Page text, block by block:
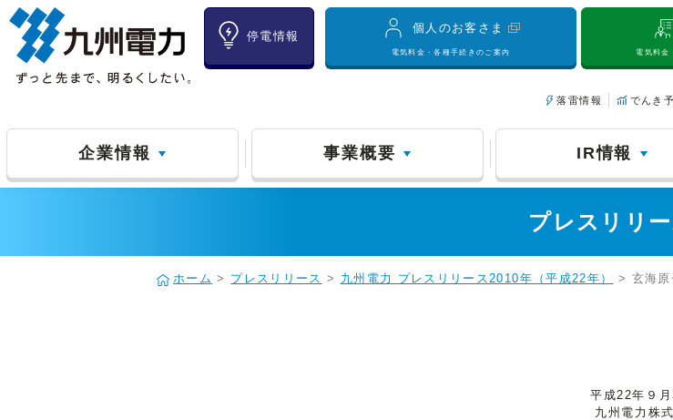
停電情報
個人のお客さま
電気料金・各種手続きのご案内 電気料金
落雷情報 でんき
企業情報 事業概要 IR情報
プレスリリー
ホーム > プレスリリース > 九州電力 プレスリリース2010年（平成22年） > 玄海
平成22年９月
九州電力株